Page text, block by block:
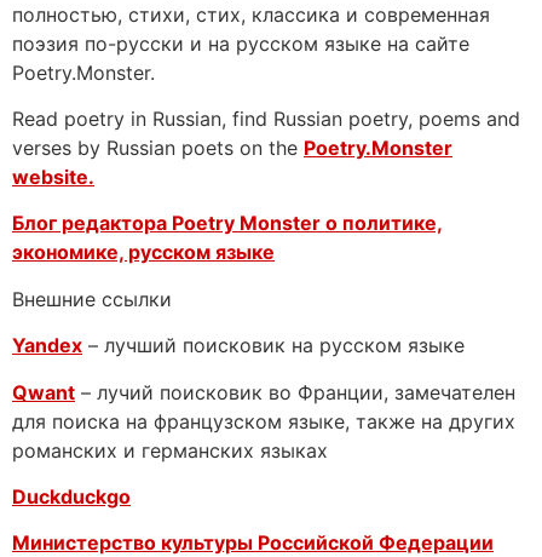
полностью, стихи, стих, классика и современная
поэзия по-русски и на русском языке на сайте
Poetry.Monster.
Read poetry in Russian, find Russian poetry, poems and
verses by Russian poets on the Poetry.Monster
website.
Блог редактора Poetry Monster о политике,
экономике, русском языке
Внешние ссылки
Yandex – лучший поисковик на русском языке
Qwant – лучий поисковик во Франции, замечателен
для поиска на французском языке, также на других
романских и германских языках
Duckduckgo
Министерство культуры Российской Федерации